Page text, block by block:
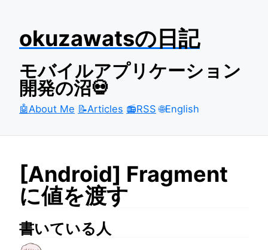
okuzawatsの日記
モバイルアプリケーション
開発の沼💀
🤖About Me 📝Articles 📻RSS 🌐English
[Android] Fragment
に値を渡す
書いている人